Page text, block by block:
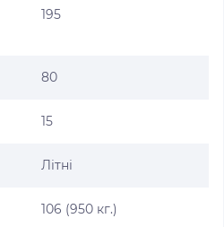
195
80
15
Літні
106 (950 кг.)